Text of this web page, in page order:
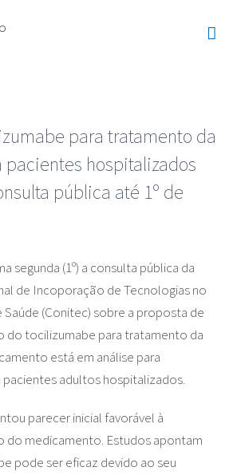
para tratamento da
pacientes hospitalizados
pública até 1º de
segunda (1º) a consulta pública da
de Incoporação de Tecnologias no
Saúde (Conitec) sobre a proposta de
do tocilizumabe para tratamento da
está em análise para
adultos hospitalizados.
parecer inicial favorável à
do medicamento. Estudos apontam
pode ser eficaz devido ao seu